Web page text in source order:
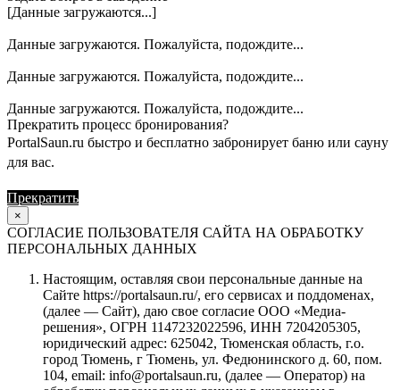
[Данные загружаются...]
Данные загружаются. Пожалуйста, подождите...
Данные загружаются. Пожалуйста, подождите...
Данные загружаются. Пожалуйста, подождите...
Прекратить процесс бронирования?
PortalSaun.ru быстро и бесплатно забронирует баню или сауну
для вас.
Прекратить
×
СОГЛАСИЕ ПОЛЬЗОВАТЕЛЯ САЙТА НА ОБРАБОТКУ
ПЕРСОНАЛЬНЫХ ДАННЫХ
Настоящим, оставляя свои персональные данные на
Сайте https://portalsaun.ru/, его сервисах и поддоменах,
(далее — Сайт), даю свое согласие ООО «Медиа-
решения», ОГРН 1147232022596, ИНН 7204205305,
юридический адрес: 625042, Тюменская область, г.о.
город Тюмень, г Тюмень, ул. Федюнинского д. 60, пом.
104, email: info@portalsaun.ru, (далее — Оператор) на